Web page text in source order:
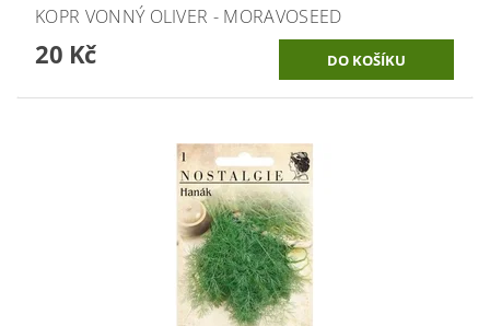
KOPR VONNÝ OLIVER - MORAVOSEED
20 Kč